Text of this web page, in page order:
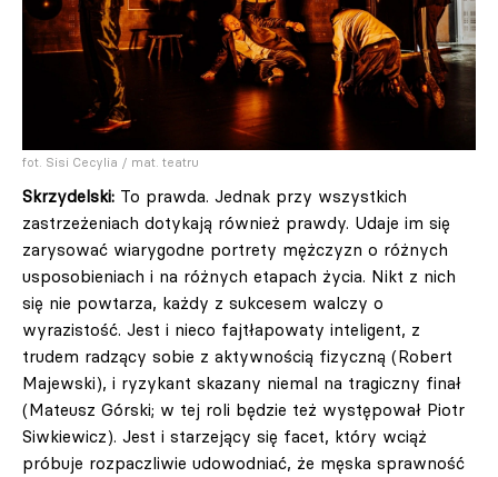
fot. Sisi Cecylia / mat. teatru
Skrzydelski: To prawda. Jednak przy wszystkich
zastrzeżeniach dotykają również prawdy. Udaje im się
zarysować wiarygodne portrety mężczyzn o różnych
usposobieniach i na różnych etapach życia. Nikt z nich
się nie powtarza, każdy z sukcesem walczy o
wyrazistość. Jest i nieco fajtłapowaty inteligent, z
trudem radzący sobie z aktywnością fizyczną (Robert
Majewski), i ryzykant skazany niemal na tragiczny finał
(Mateusz Górski; w tej roli będzie też występował Piotr
Siwkiewicz). Jest i starzejący się facet, który wciąż
próbuje rozpaczliwie udowodniać, że męska sprawność